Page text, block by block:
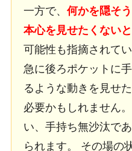
一方で、 何かを隠そ
本心を見せたくない
可能性も指摘されて
急に後ろポケットに
るような動きを見せ
必要かもしれません
い、手持ち無沙汰で
られます。 その場の